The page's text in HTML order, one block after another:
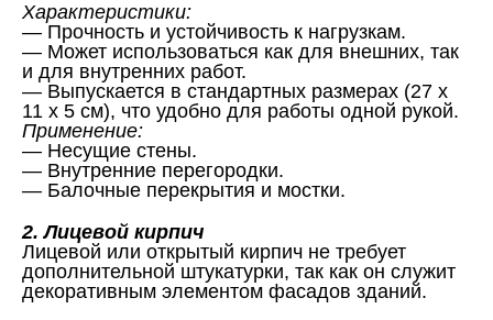
Характеристики:
— Прочность и устойчивость к нагрузкам.
— Может использоваться как для внешних, так
и для внутренних работ.
— Выпускается в стандартных размерах (27 х
11 х 5 см), что удобно для работы одной рукой.
Применение:
— Несущие стены.
— Внутренние перегородки.
— Балочные перекрытия и мостки.
2. Лицевой кирпич
Лицевой или открытый кирпич не требует
дополнительной штукатурки, так как он служит
декоративным элементом фасадов зданий.